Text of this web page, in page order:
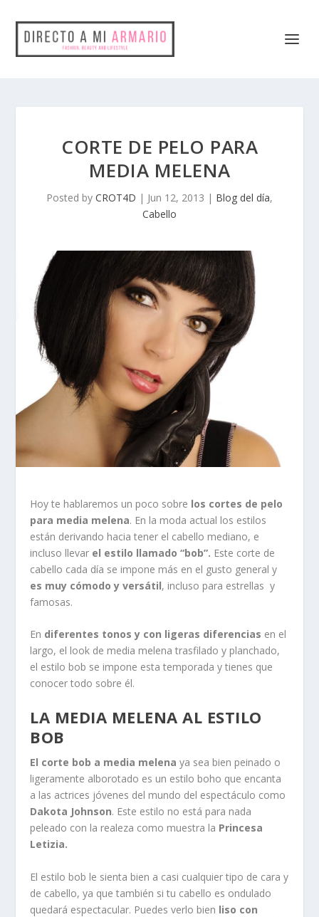
CORTE DE PELO PARA
MEDIA MELENA
Posted by CROT4D | Jun 12, 2013 | Blog del día,
Cabello
Hoy te hablaremos un poco sobre los cortes de pelo
para media melena. En la moda actual los estilos
están derivando hacia tener el cabello mediano, e
incluso llevar el estilo llamado “bob”. Este corte de
cabello cada día se impone más en el gusto general y
es muy cómodo y versátil, incluso para estrellas y
famosas.
En diferentes tonos y con ligeras diferencias en el
largo, el look de media melena trasfilado y planchado,
el estilo bob se impone esta temporada y tienes que
conocer todo sobre él.
LA MEDIA MELENA AL ESTILO
BOB
El corte bob a media melena ya sea bien peinado o
ligeramente alborotado es un estilo boho que encanta
a las actrices jóvenes del mundo del espectáculo como
Dakota Johnson. Este estilo no está para nada
peleado con la realeza como muestra la Princesa
Letizia.
El estilo bob le sienta bien a casi cualquier tipo de cara y
de cabello, ya que también si tu cabello es ondulado
quedará espectacular. Puedes verlo bien liso con